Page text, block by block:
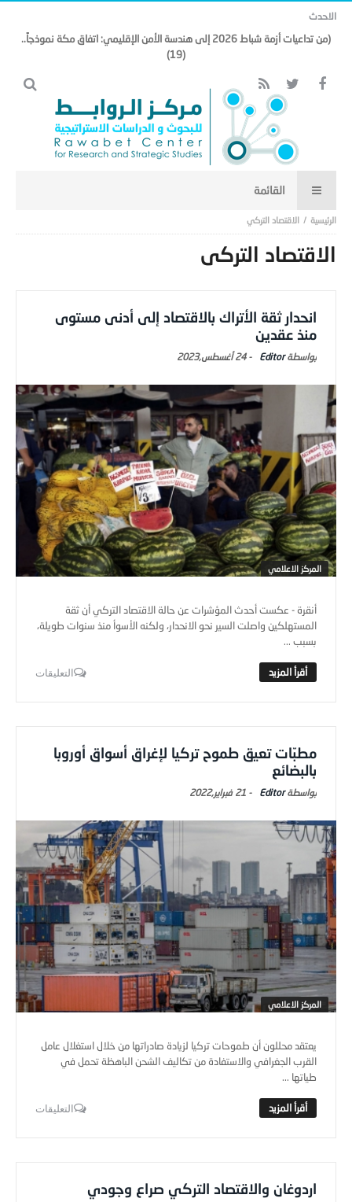
الاحدث
(من تداعيات أزمة شباط 2026 إلى هندسة الأمن الإقليمي: اتفاق مكة نموذجاً..
(19)
الاقتصاد التركي
الاقتصاد التركي
انحدار ثقة الأتراك بالاقتصاد إلى أدنى مستوى
منذ عقدين
Editor
-24 أغسطس,2023
المركز الاعلامي
أنقرة - عكست أحدث المؤشرات عن حالة الاقتصاد التركي أن ثقة
المستهلكين واصلت السير نحو الانحدار، ولكنه الأسوأ منذ سنوات طويلة،
بسبب ...
التعليقات
مطبّات تعيق طموح تركيا لإغراق أسواق أوروبا
بالبضائع
Editor
- 21 فبراير,2022
المركز الاعلامي
يعتقد محللون أن طموحات تركيا لزيادة صادراتها من خلال استغلال عامل
القرب الجغرافي والاستفادة من تكاليف الشحن الباهظة تحمل في
طياتها ...
التعليقات
اردوغان والاقتصاد التركي صراع وجودي